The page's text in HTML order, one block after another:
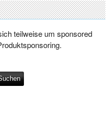
teilweise um sponsored